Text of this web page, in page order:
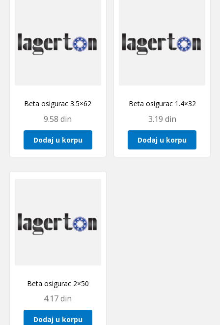
Beta osigurac 3.5×62
9.58din
Dodaj u korpu
Beta osigurac 1.4×32
3.19 din
Dodaj u korpu
Beta osigurac 2×50
4.17din
Dodaj u korpu